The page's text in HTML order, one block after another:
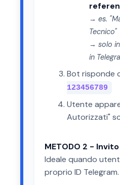
→ es.
Tecnico"
→ solo
in
Bot risponde
123456789
Utente
Autorizzati"
METODO 2 -
Ideale quando
proprio ID Telegram.